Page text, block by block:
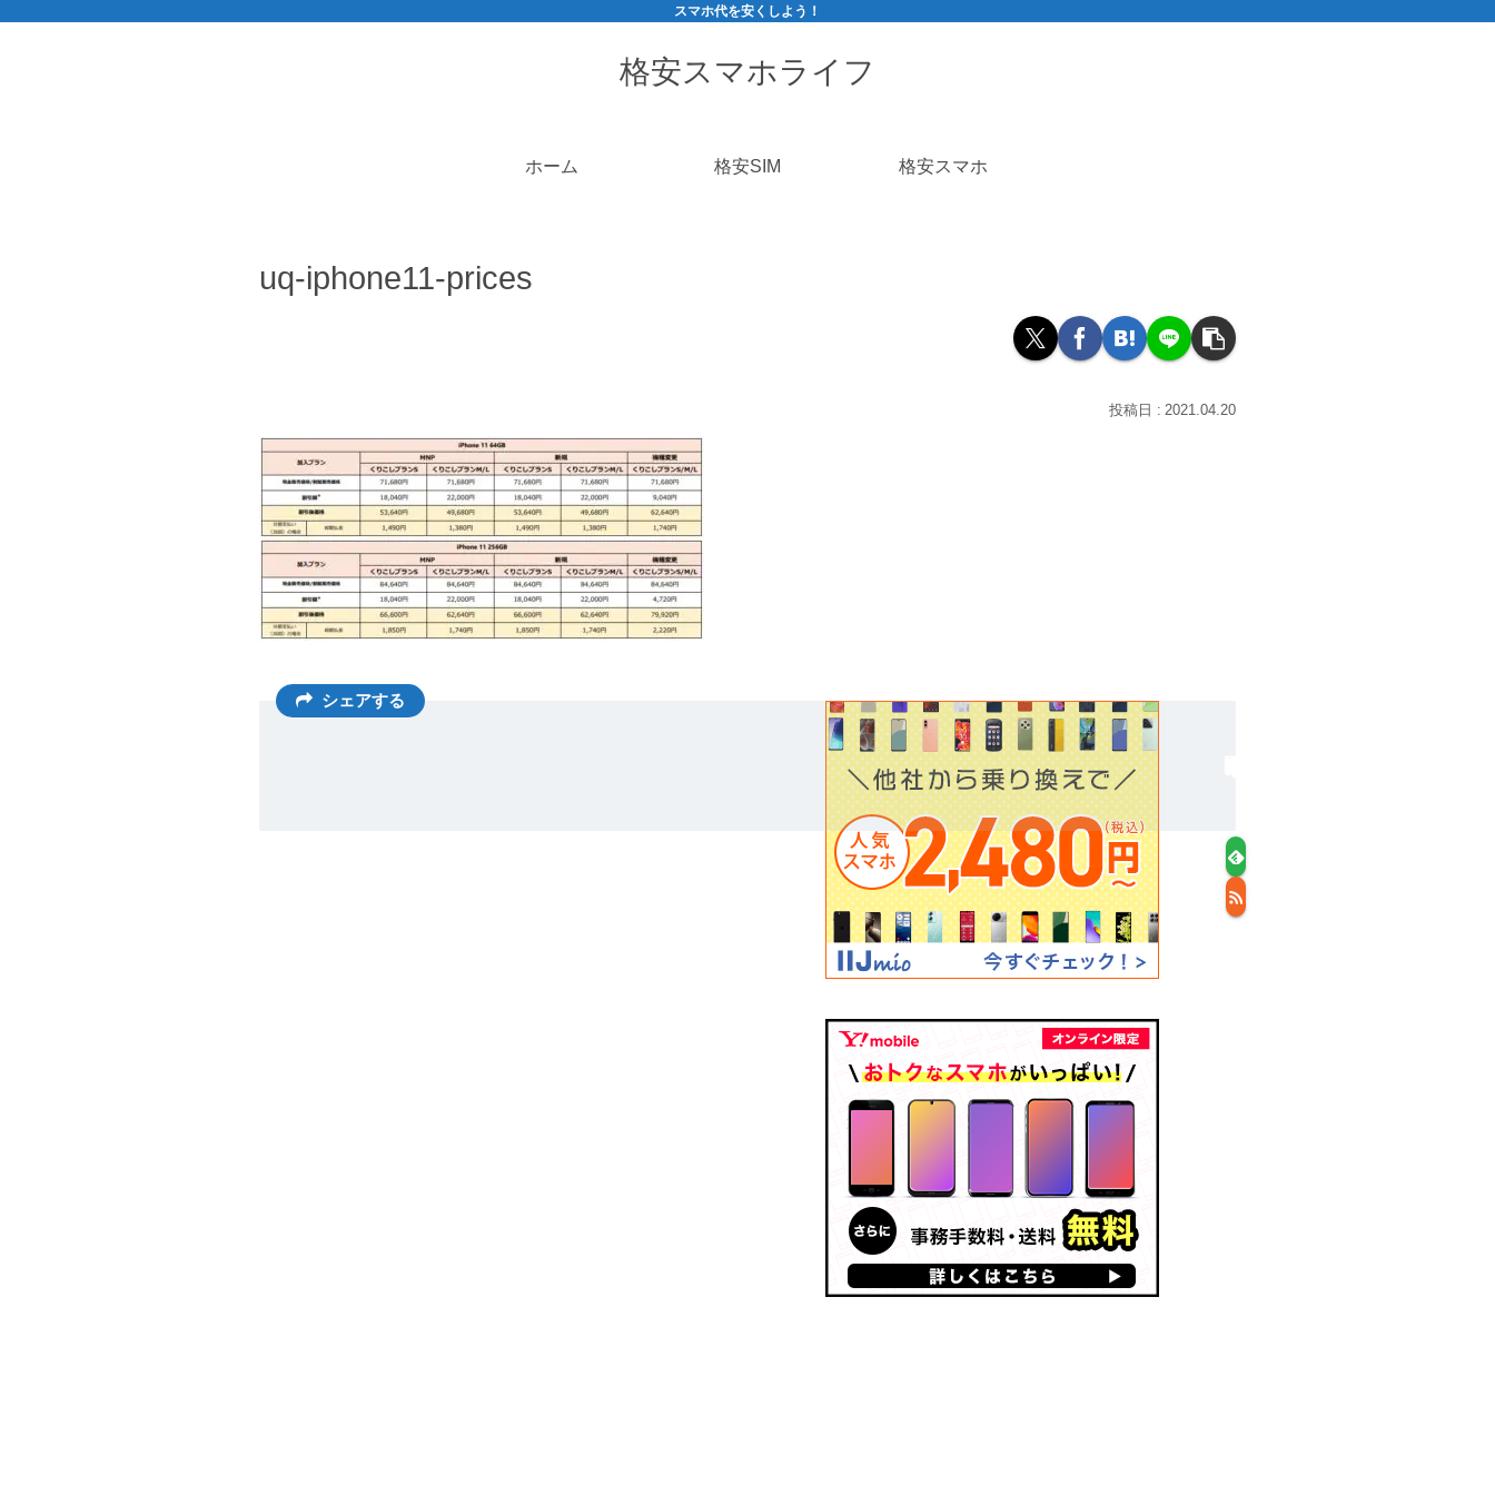
スマホ代を安くしよう！
格安スマホライフ
ホーム 格安SIM 格安スマホ
uq-iphone11-prices
2021.04.20
シェアする